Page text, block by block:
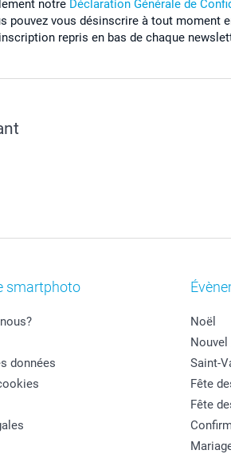
notre Déclaration Générale de
pouvez vous désinscrire à tout moment
repris en bas de chaque
smartphoto
données
Noël
Nouvel
Saint-
Fête
Fête